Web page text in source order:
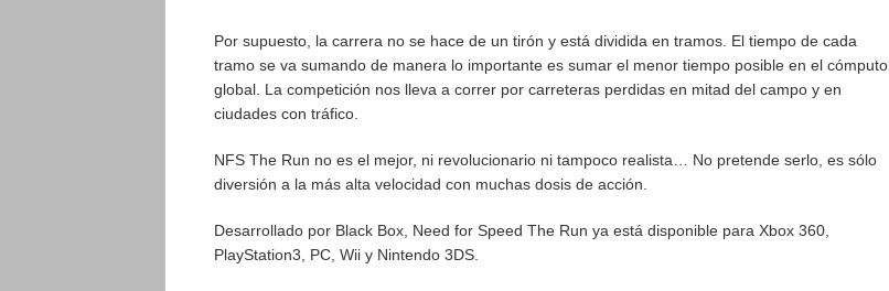
Por supuesto, la carrera no se hace de un tirón y está dividida en tramos. El tiempo de cada
tramo se va sumando de manera lo importante es sumar el menor tiempo posible en el cómputo
global. La competición nos lleva a correr por carreteras perdidas en mitad del campo y en
ciudades con tráfico.
NFS The Run no es el mejor, ni revolucionario ni tampoco realista… No pretende serlo, es sólo
diversión a la más alta velocidad con muchas dosis de acción.
Desarrollado por Black Box, Need for Speed The Run ya está disponible para Xbox 360,
PlayStation3, PC, Wii y Nintendo 3DS.